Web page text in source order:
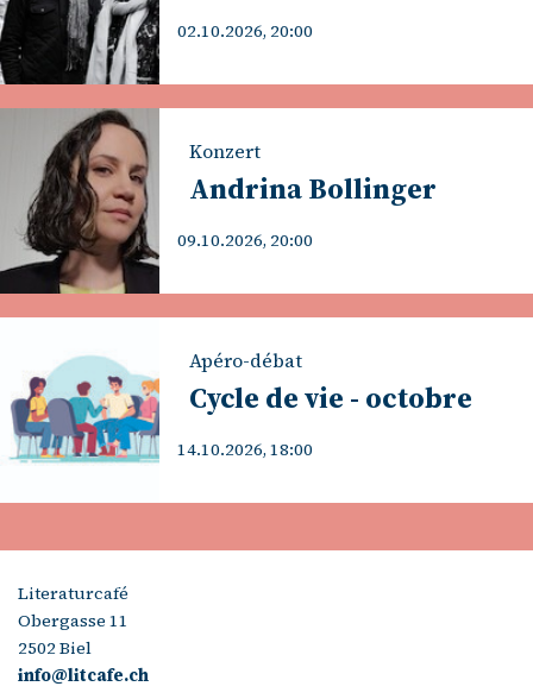
02.10.2026, 20:00
Konzert
Andrina Bollinger
09.10.2026, 20:00
Apéro-débat
Cycle de vie - octobre
14.10.2026, 18:00
Literaturcafé
Obergasse 11
2502 Biel
info@litcafe.ch